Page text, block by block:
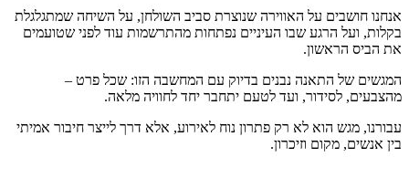
אנחנו חושבים על האווירה שנוצרת סביב השולחן, על השיחה שמתגלגלת
בקלות, ועל הרגע שבו העיניים נפתחות מהתרשמות עוד לפני שטועמים
את הביס הראשון.
המגשים של התאנה נבנים בדיוק עם המחשבה הזו: שכל פרט –
מהצבעים, לסידור, ועד לטעם יתחבר יחד לחוויה מלאה.
עבורנו, מגש הוא לא רק פתרון נוח לאירוע, אלא דרך לייצר חיבור אמיתי
בין אנשים, מקום וזיכרון.